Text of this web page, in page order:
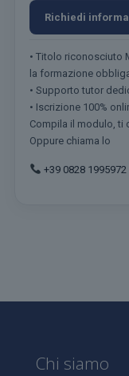
Richiedi
• Titolo riconosciuto
la formazione
• Supporto tutor
• Iscrizione 100%
Compila il modulo, ti
Oppure chiama lo
+39 0828 1995972
Chi siamo